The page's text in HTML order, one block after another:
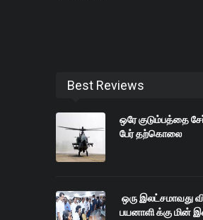
Best Reviews
ஒரே குடும்பத்தை
பேர் தற்கொலை
ஒரு இலட்சமாவது
பயனாளி க்கு மின்